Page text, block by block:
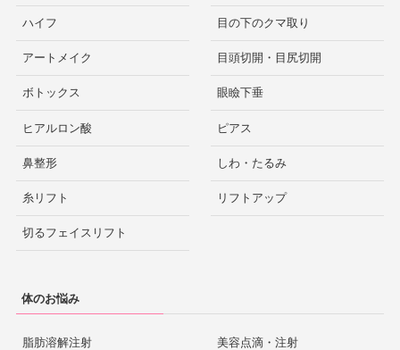
ハイフ
アートメイク
ボトックス
ヒアルロン酸
鼻整形
糸リフト
切るフェイスリフト
目の下のクマ取り
目頭切開・目尻切開
眼瞼下垂
ピアス
しわ・たるみ
リフトアップ
体のお悩み
脂肪溶解注射 美容点滴・注射